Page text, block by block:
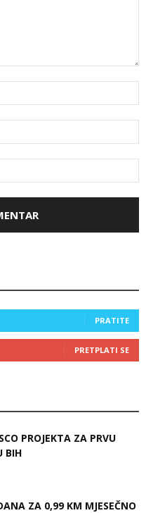
PRATITE
PRETPLATI SE
PROJEKTA ZA PRVU
BIH
ZA 0,99 KM MJESEČNO